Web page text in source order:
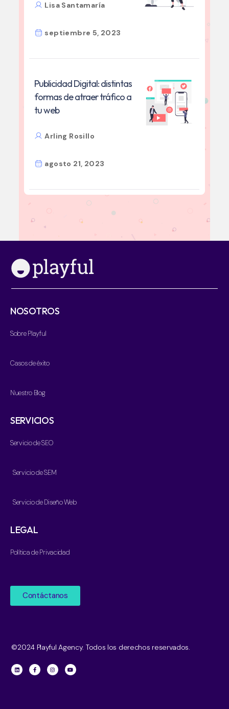
Lisa Santamaría
septiembre 5, 2023
Publicidad Digital: distintas
formas de atraer tráfico a
tu web
Arling Rosillo
agosto 21, 2023
NOSOTROS
Sobre Playful
Casos de éxito
Nuestro Blog
SERVICIOS
Servicio de SEO
Servicio de SEM
Servicio de Diseño Web
LEGAL
Política de Privacidad
Contáctanos
©2024 Playful Agency. Todos los derechos reservados.